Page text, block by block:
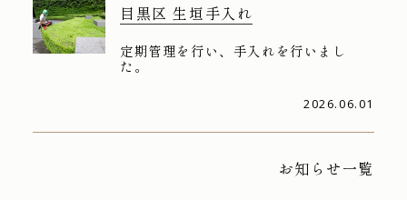
目黒区 生垣手入れ
定期管理を行い、手入れを行いまし
た。
2026.06.01
お知らせ一覧